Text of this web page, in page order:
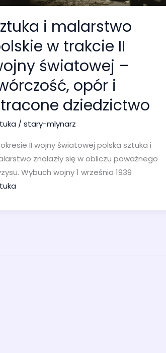
i malarstwo
w trakcie II
światowej –
opór i
dziedzictwo
/ stary-mlynarz
II wojny światowej polska sztuka i
znalazły się w obliczu poważnego
Wybuch wojny 1 września 1939